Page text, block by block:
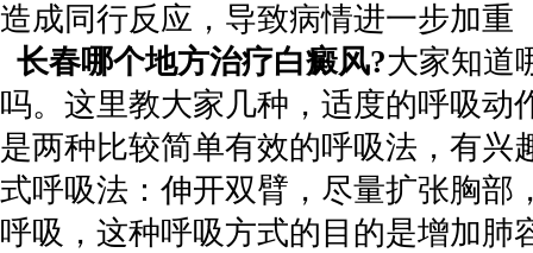
造成同行反应，导致病情进一步加重
长春哪个地方治疗白癜风?大家知道
吗。这里教大家几种，适度的呼吸动
是两种比较简单有效的呼吸法，有兴
式呼吸法：伸开双臂，尽量扩张胸部
呼吸，这种呼吸方式的目的是增加肺